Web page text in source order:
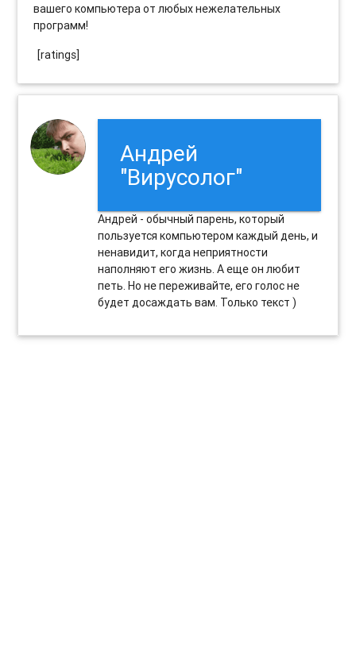
вашего компьютера от любых нежелательных
программ!
[ratings]
Андрей
"Вирусолог"
Андрей - обычный парень, который
пользуется компьютером каждый день, и
ненавидит, когда неприятности
наполняют его жизнь. А еще он любит
петь. Но не переживайте, его голос не
будет досаждать вам. Только текст )